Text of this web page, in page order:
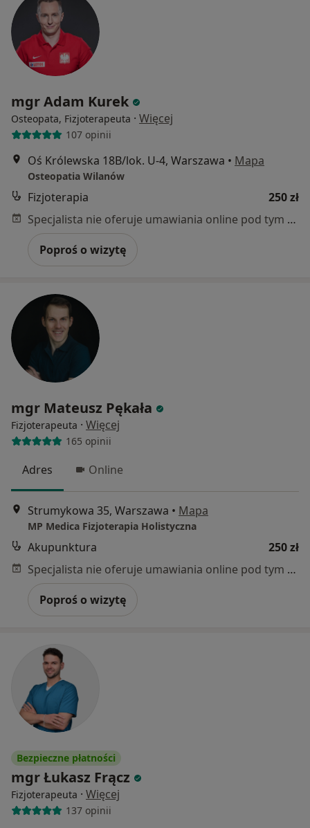
mgr Adam Kurek
Osteopata, Fizjoterapeuta · Więcej
107 opinii
Oś Królewska 18B/lok. U-4, Warszawa • Mapa
Osteopatia Wilanów
Fizjoterapia
250 zł
Specjalista nie oferuje umawiania online pod tym adresem.
Poproś o wizytę
mgr Mateusz Pękała
Fizjoterapeuta · Więcej
165 opinii
Adres Online
Strumykowa 35, Warszawa • Mapa
MP Medica Fizjoterapia Holistyczna
Akupunktura
250 zł
Specjalista nie oferuje umawiania online pod tym adresem.
Poproś o wizytę
Bezpieczne płatności
mgr Łukasz Frącz
Fizjoterapeuta · Więcej
137 opinii